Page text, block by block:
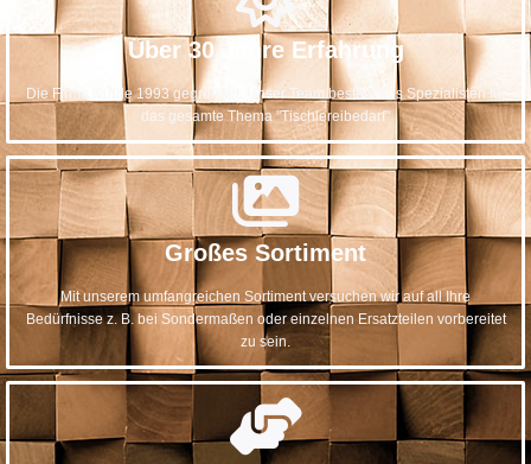
Über 30 Jahre Erfahrung
Die Firma wurde 1993 gegründet. Unser Team besteht aus Spezialisten für
das gesamte Thema "Tischlereibedarf"
Großes Sortiment
Mit unserem umfangreichen Sortiment versuchen wir auf all Ihre
Bedürfnisse z. B. bei Sondermaßen oder einzelnen Ersatzteilen vorbereitet
zu sein.